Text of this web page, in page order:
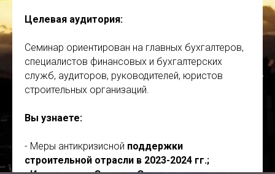
Целевая аудитория:
Семинар ориентирован на главных бухгалтеров,
специалистов финансовых и бухгалтерских
служб, аудиторов, руководителей, юристов
строительных организаций.
Вы узнаете:
- Меры антикризисной поддержки
строительной отрасли в 2023-2024 гг.;